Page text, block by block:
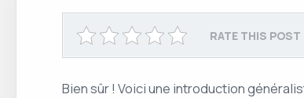
RATE THIS POST
Bien sûr ! Voici une introduction